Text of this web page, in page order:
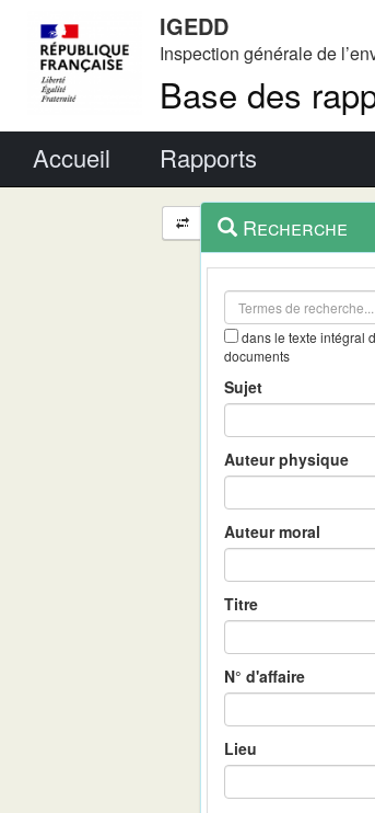
IGEDD
Inspection générale de
Base des
Accueil Rapports
Navigation
et
outils
contextuel
Recherche
dans le texte intégral
documents
Sujet
Auteur physique
Auteur moral
Titre
N° d'affaire
Lieu